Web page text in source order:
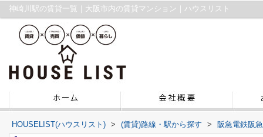
神崎川駅の賃貸一覧｜大阪市内の賃貸マンション｜ハウスリスト
HOUSELIST(ハウスリスト) > (賃貸)路線・駅から探す > 阪急電鉄阪